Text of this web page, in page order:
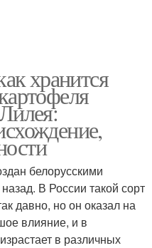
хранится
белорусскими
В России такой сорт
давно, но он оказал на
влияние, и в
в различных